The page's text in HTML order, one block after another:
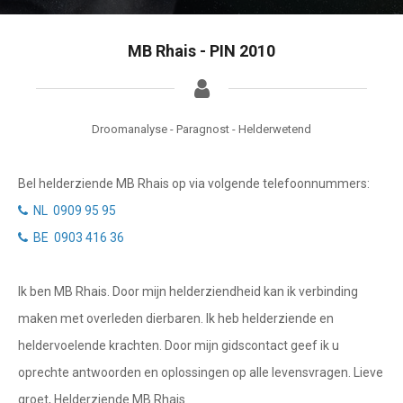
Kreeft
Weegschaal
Steenbok
Getuigenissen
Belverzoek
Info
Sluit menu
CONTACT
MB Rhais - PIN 2010
Droomanalyse - Paragnost - Helderwetend
Bel helderziende MB Rhais op via volgende telefoonnummers:
NL 0909 95 95
BE 0903 416 36
Ik ben MB Rhais. Door mijn helderziendheid kan ik verbinding
maken met overleden dierbaren. Ik heb helderziende en
heldervoelende krachten. Door mijn gidscontact geef ik u
oprechte antwoorden en oplossingen op alle levensvragen. Lieve
groet, Helderziende MB Rhais